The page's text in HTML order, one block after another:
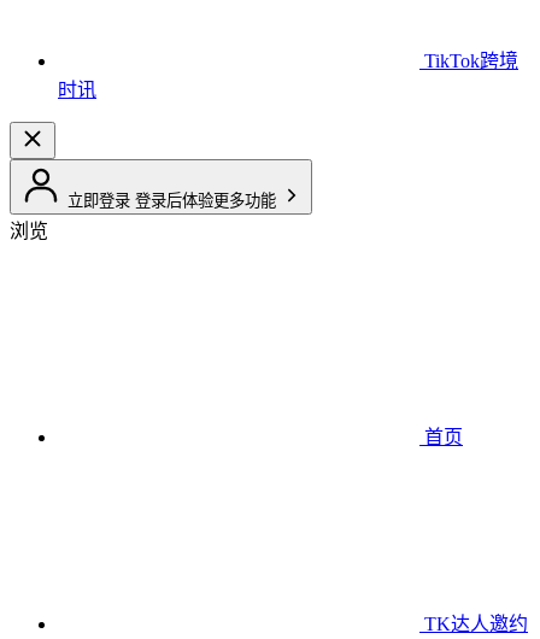
TikTok跨境
时讯
立即登录 登录后体验更多功能
浏览
首页
TK达人邀约